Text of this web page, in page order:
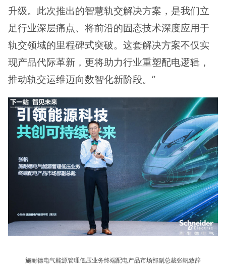
升级。此次推出的智慧轨交解决方案，是我们立
足行业深层痛点、将前沿的固态技术深度应用于
轨交领域的里程碑式突破。这套解决方案不仅实
现产品代际革新，更将助力行业重塑配电逻辑，
推动轨交运维迈向数智化新阶段。”
施耐德电气能源管理低压业务终端配电产品市场部副总裁张帆致辞